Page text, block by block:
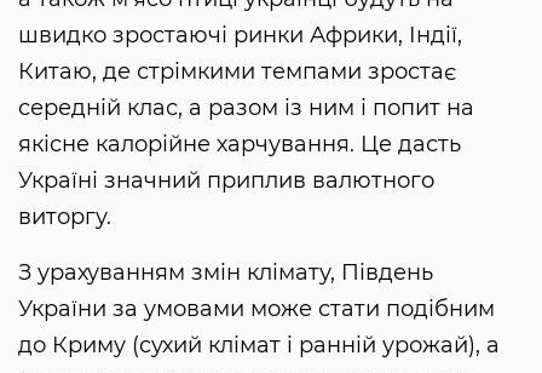
швидко зростаючі ринки Африки, Індії,
Китаю, де стрімкими темпами зростає
середній клас, а разом із ним і попит на
якісне калорійне харчування. Це дасть
Україні значний приплив валютного
виторгу.
З урахуванням змін клімату, Південь
України за умовами може стати подібним
до Криму (сухий клімат і ранній урожай), а